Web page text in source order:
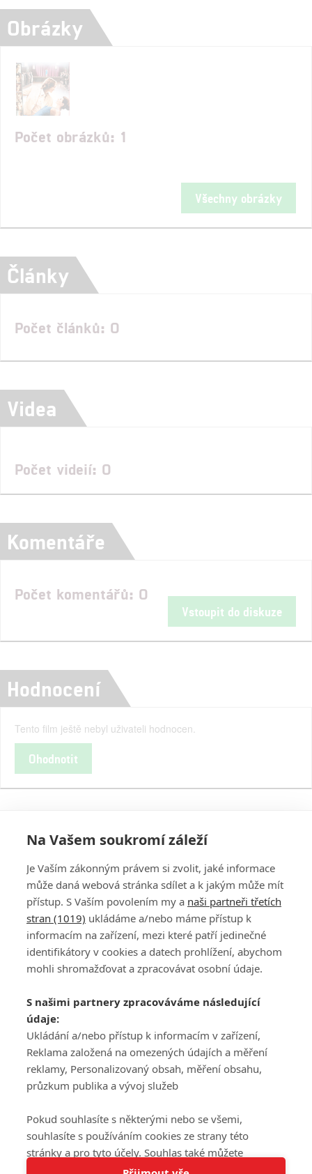
Tato stránka používá soubory cookies.
Obrázky
Počet obrázků: 1
Všechny obrázky
Články
Počet článků: 0
Videa
Počet videií: 0
Komentáře
Počet komentářů: 0
Vstoupit do diskuze
Hodnocení
Tento film ještě nebyl uživateli hodnocen.
Ohodnotit
PŘIHLÁSIT
REGISTROVAT
DISKUZE
Šéfredaktorkou webu jePetr Slavík, e-mailserialy@fandimefilmu.cz
Máte-li zájem o inzerci na našem webu napište nám na e-mail
studio@koncal.com
Ochrana osobních údajů|Zásady používání cookies |Pravidla webu
Upravit nastavení soukromí
Na Vašem soukromí záleží
Je Vaším zákonným právem si zvolit, jaké informace
může daná webová stránka sdílet a k jakým může mít
přístup. S Vaším povolením my a naši partneři třetích
stran (1019) ukládáme a/nebo máme přístup k
informacím na zařízení, mezi které patří jedinečné
identifikátory v cookies a datech prohlížení, abychom
mohli shromažďovat a zpracovávat osobní údaje.
S našimi partnery zpracováváme následující
údaje:
Ukládání a/nebo přístup k informacím v zařízení,
Reklama založená na omezených údajích a měření
reklamy, Personalizovaný obsah, měření obsahu,
průzkum publika a vývoj služeb
Pokud souhlasíte s některými nebo se všemi,
souhlasíte s používáním cookies ze strany této
stránky a pro tyto účely. Souhlas také můžete
odmítnout, ale v takovém případě vám na stránce